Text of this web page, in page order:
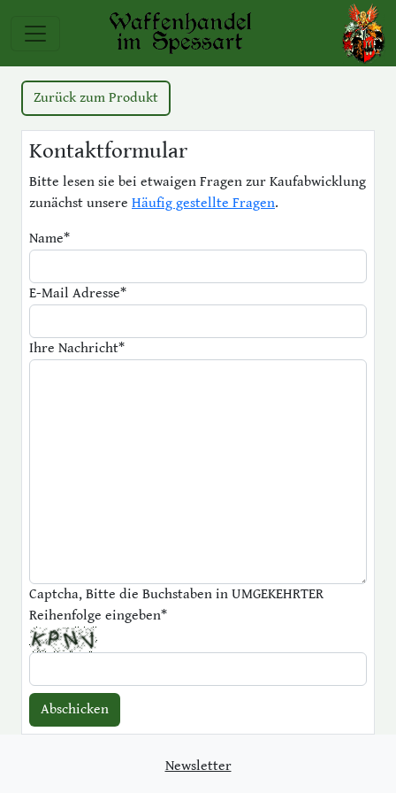
Zurück zum Produkt
Kontaktformular
Bitte lesen sie bei etwaigen Fragen zur Kaufabwicklung
zunächst unsere Häufig gestellte Fragen.
Name*
E-Mail Adresse*
Ihre Nachricht*
Captcha, Bitte die Buchstaben in UMGEKEHRTER
Reihenfolge eingeben*
Newsletter